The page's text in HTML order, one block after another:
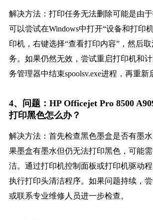
解决方法：打印任务无法删除可能是由于
可以尝试在Windows中打开“设备和打印
印机，右键选择“查看打印内容”，然后
务。如果仍然无效，尝试重启打印机和
务管理器中结束spoolsv.exe进程，再重新
4、问题：HP Officejet Pro 8500
打印黑色怎么办？
解决方法：首先检查黑色墨盒是否有墨
果墨盒有墨水但仍无法打印黑色，可能
洁。通过打印机控制面板或打印机驱动
执行打印头清洁程序。如果问题持续，
或联系专业维修人员进一步检查。